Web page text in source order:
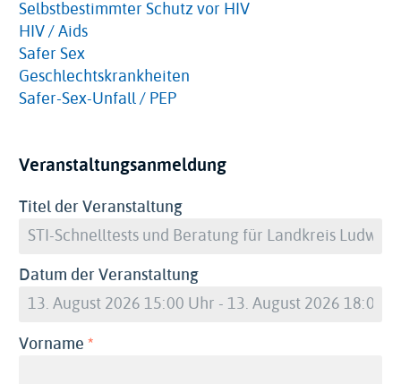
Selbstbestimmter Schutz vor HIV
HIV / Aids
Safer Sex
Geschlechtskrankheiten
Safer-Sex-Unfall / PEP
Veranstaltungsanmeldung
Titel der Veranstaltung
Datum der Veranstaltung
Vorname(erforderlich)